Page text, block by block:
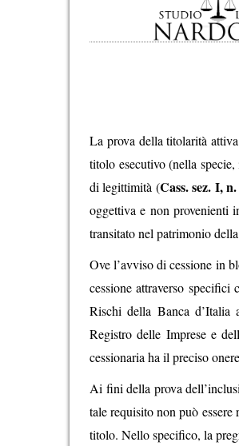
La prova della titolarità
titolo esecutivo (nella
di legittimità (Cass. sez. I,
oggettiva e non provenienti
transitato nel patrimonio
Ove l’avviso di cessione in
cessione attraverso
Rischi della Banca d’Italia
Registro delle Imprese e
cessionaria ha il preciso
Ai fini della prova
tale requisito non può
titolo. Nello specifico, la